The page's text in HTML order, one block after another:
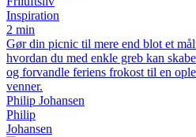
Inspiration
2 min
Gør din picnic til mere end blot et
hvordan du med enkle greb kan
og forvandle feriens frokost til en
venner.
Philip Johansen
Philip
Johansen